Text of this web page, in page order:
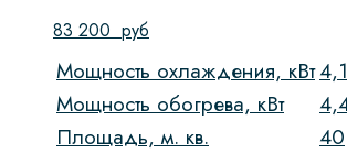
83 200 руб
Мощность охлаждения, кВт
Мощность обогрева, кВт
Площадь, м. кв.
40